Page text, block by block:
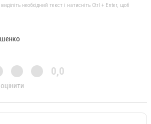
необхідний текст і натисніть Ctrl + Enter, щоб
0,0